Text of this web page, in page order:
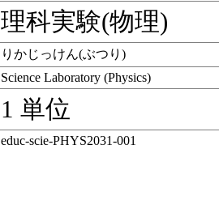
理科実験(物理)
りかじっけん(ぶつり)
Science Laboratory (Physics)
1 単位
educ-scie-PHYS2031-001